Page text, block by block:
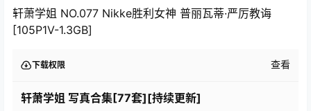
轩萧学姐 NO.077 Nikke胜利女神 普丽瓦蒂·严厉教诲
[105P1V-1.3GB]
下载权限 查看
轩萧学姐 写真合集[77套][持续更新]